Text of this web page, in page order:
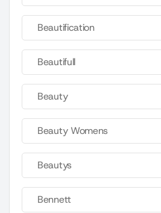
Beautification
Beautifull
Beauty
Beauty Womens
Beautys
Bennett